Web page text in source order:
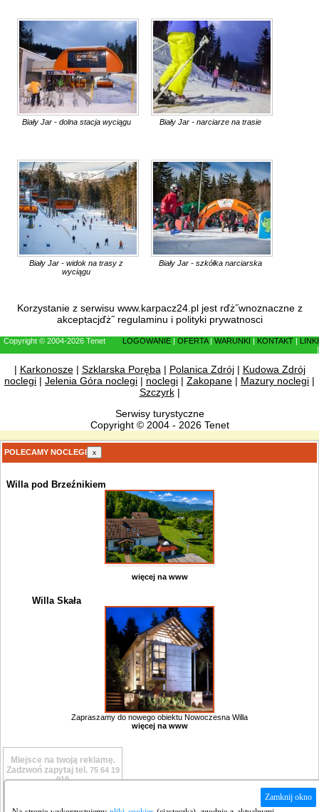
Biały Jar - dolna stacja wyciągu Biały Jar - narciarze na trasie
Biały Jar - widok na trasy z
wyciągu
Biały Jar - szkółka narciarska
Korzystanie z serwisu www.karpacz24.pl jest rďż˝wnoznaczne z
akceptacjďż˝ regulaminu i polityki prywatnosci
Copyright © 2004-2026 Tenet LOGOWANIE OFERTA| WARUNKI KONTAKT
LINKI
| Karkonosze| Szklarska Poręba| Polanica Zdrój| Kudowa Zdrój
noclegi | Jelenia Góra noclegi | noclegi | Zakopane | Mazury noclegi |
Szczyrk|
Serwisy turystyczne
Copyright © 2004 - 2026 Tenet
POLECAMY NOCLEGI x
Willa pod Brzeźnikiem
więcej na www
Willa Skała
Zapraszamy do nowego obiektu Nowoczesna Willa
więcej na www
Miejsce na twoją reklamę.
Zadzwoń zapytaj tel. 75 64 19
919
Zamknij okno